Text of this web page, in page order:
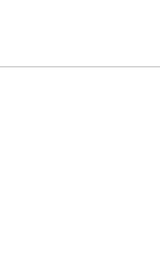
가 운영 중이며,